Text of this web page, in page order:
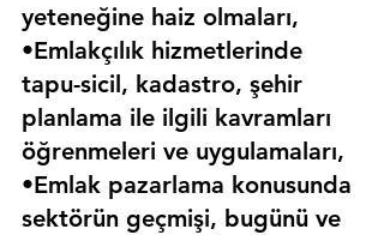
yeteneğine haiz olmaları,
•Emlakçılık hizmetlerinde
tapu-sicil, kadastro, şehir
planlama ile ilgili kavramları
öğrenmeleri ve uygulamaları,
•Emlak pazarlama konusunda
sektörün geçmişi, bugünü ve